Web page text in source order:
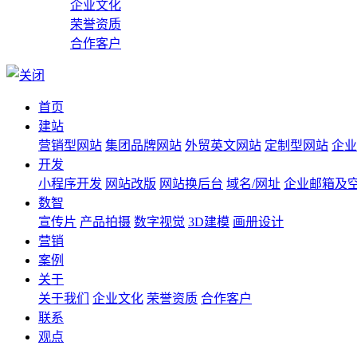
企业文化
荣誉资质
合作客户
首页
建站
营销型网站 集团品牌网站 外贸英文网站 定制型网站 企
开发
小程序开发 网站改版 网站换后台 域名/网址 企业邮箱及
数智
宣传片 产品拍摄 数字视觉 3D建模 画册设计
营销
案例
关于
关于我们
企业文化 荣誉资质 合作客户
联系
观点